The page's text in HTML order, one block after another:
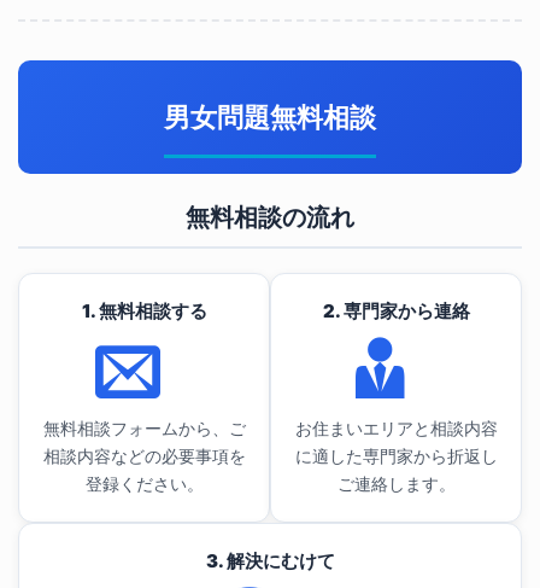
男女問題無料相談
無料相談の流れ
1. 無料相談する
無料相談フォームから、ご
相談内容などの必要事項を
登録ください。
2. 専門家から連絡
お住まいエリアと相談内容
に適した専門家から折返し
ご連絡します。
3. 解決にむけて